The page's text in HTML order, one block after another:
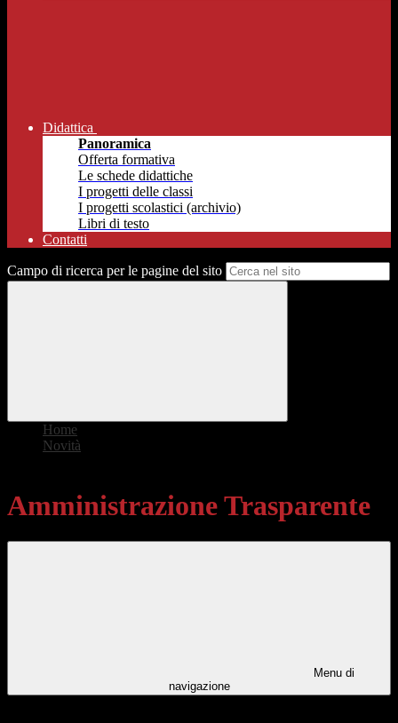
Didattica
Panoramica
Offerta formativa
Le schede didattiche
I progetti delle classi
I progetti scolastici (archivio)
Libri di testo
Contatti
Campo di ricerca per le pagine del sito
Home
Novità
Amministrazione Trasparente
Menu di
navigazione